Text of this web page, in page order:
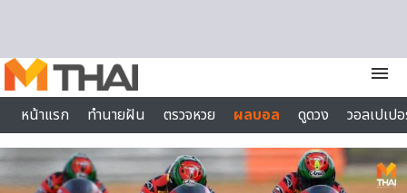
menu
หน้าแรก
ทำนายฝัน ตรวจหวย ผลบอล ดูดวง
วอลเปเป
ไลฟ์สไตล์